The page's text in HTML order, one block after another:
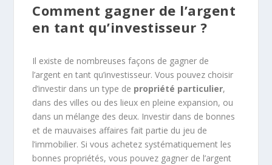
Comment gagner de l’argent
en tant qu’investisseur ?
Il existe de nombreuses façons de gagner de
l’argent en tant qu’investisseur. Vous pouvez choisir
d’investir dans un type de propriété particulier,
dans des villes ou des lieux en pleine expansion, ou
dans un mélange des deux. Investir dans de bonnes
et de mauvaises affaires fait partie du jeu de
l’immobilier. Si vous achetez systématiquement les
bonnes propriétés, vous pouvez gagner de l’argent